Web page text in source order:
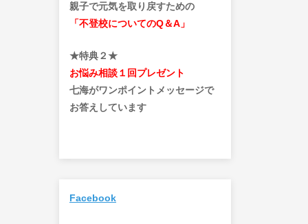
親子で元気を取り戻すための
「不登校についてのQ＆A」
★特典２★
お悩み相談１回プレゼント
七海がワンポイントメッセージで
お答えしています
Facebook